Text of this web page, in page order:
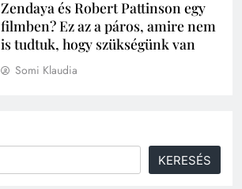
Zendaya és Robert Pattinson egy
filmben? Ez az a páros, amire nem
is tudtuk, hogy szükségünk van
Somi Klaudia
KERESÉS